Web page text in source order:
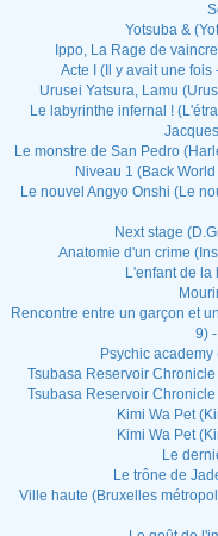
Yotsuba &
Ippo, La Rage de
Acte I (Il y avait une
Urusei Yatsura, Lamu
Le labyrinthe infernal !
Le monstre de San Pedro
Niveau 1 (Back
Le nouvel Angyo Onshi (Le
Next stage
Anatomie d'un crime
L'enfant de la
Rencontre entre un garçon et
9)
Psychic academy
Tsubasa Reservoir
Tsubasa Reservoir
Kimi Wa Pet
Kimi Wa Pet
Le
Le trône de
Ville haute (Bruxelles